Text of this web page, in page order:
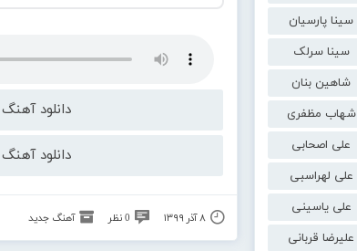
سینا پارسیان
سینا سرلک
شاهین بنان
شهاب مظفری
علی اصحابی
علی لهراسبی
علی یاسینی
علیرضا قربانی
دانلود آهنگ
دانلود آهنگ
۸ آذر ۱۳۹۹ 0 نظر آهنگ جدید